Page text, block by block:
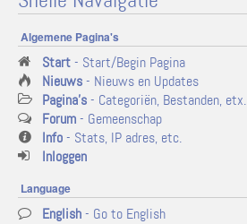
Algemene Pagina's
Start- Start/Begin Pagina
Nieuws- Nieuws en Updates
Pagina's- Categoriën, Bestanden, etx.
Forum- Gemeenschap
Info- Stats, IP adres, etc.
Inloggen
Language
English- Go to English